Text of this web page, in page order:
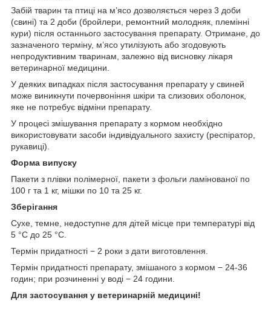
Забій тварин та птиці на м’ясо дозволяється через 3 доби
(свині) та 2 доби (бройлери, ремонтний молодняк, племінні
кури) після останнього застосування препарату. Отримане, до
зазначеного терміну, м’ясо утилізують або згодовують
непродуктивним тваринам, залежно від висновку лікаря
ветеринарної медицини.
У деяких випадках після застосування препарату у свиней
може виникнути почервоніння шкіри та слизових оболонок,
яке не потребує відміни препарату.
У процесі змішування препарату з кормом необхідно
використовувати засоби індивідуального захисту (респіратор,
рукавиці).
Форма випуску
Пакети з плівки полімерної, пакети з фольги ламінованої по
100 г та 1 кг, мішки по 10 та 25 кг.
Зберігання
Сухе, темне, недоступне для дітей місце при температурі від
5 °С до 25 °С.
Термін придатності − 2 роки з дати виготовлення.
Термін придатності препарату, змішаного з кормом − 24-36
годин; при розчиненні у воді − 24 години.
Для застосування у ветеринарній медицині!